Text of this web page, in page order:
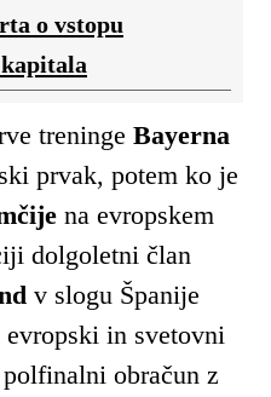
o vstopu
kapitala
treninge Bayerna
prvak, potem ko je
na evropskem
dolgoletni član
v slogu Španije
evropski in svetovni
obračun z